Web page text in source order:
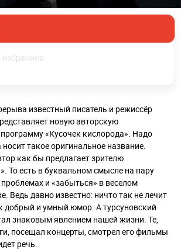
известный писатель и режиссёр
новую авторскую
«Кусочек кислорода». Надо
такое оригинальное название.
как бы предлагает зрителю
То есть в буквальном смысле на пару
и «забыться» в веселом
Ведь давно известно: ничто так не лечит
добрый и умный юмор. А турсуновский
знаковым явлением нашей жизни. Те,
посещал концерты, смотрел его фильмы
речь.